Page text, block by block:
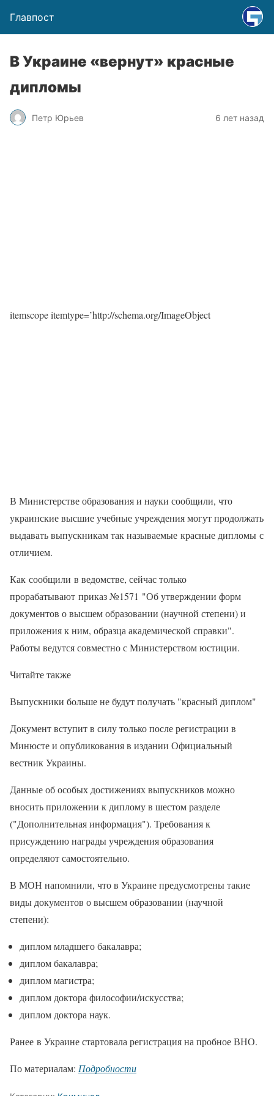
Главпост
В Украине «вернут» красные
дипломы
Петр Юрьев 6 лет назад
itemscope itemtype=’http://schema.org/ImageObject
В Министерстве образования и науки сообщили, что
украинские высшие учебные учреждения могут продолжать
выдавать выпускникам так называемые красные дипломы с
отличием.
Как сообщили в ведомстве, сейчас только
прорабатывают приказ №1571 "Об утверждении форм
документов о высшем образовании (научной степени) и
приложения к ним, образца академической справки".
Работы ведутся совместно с Министерством юстиции.
Читайте также
Выпускники больше не будут получать "красный диплом"
Документ вступит в силу только после регистрации в
Минюсте и опубликования в издании Официальный
вестник Украины.
Данные об особых достижениях выпускников можно
вносить приложении к диплому в шестом разделе
("Дополнительная информация"). Требования к
присуждению награды учреждения образования
определяют самостоятельно.
В МОН напомнили, что в Украине предусмотрены такие
виды документов о высшем образовании (научной
степени):
диплом младшего бакалавра;
диплом бакалавра;
диплом магистра;
диплом доктора философии/искусства;
диплом доктора наук.
Ранее в Украине стартовала регистрация на пробное ВНО.
По материалам: Подробности